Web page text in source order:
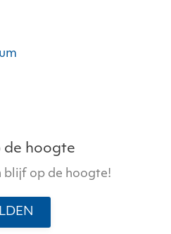
optie
gekozen
worden
op
de hoogte
blijf op de hoogte!